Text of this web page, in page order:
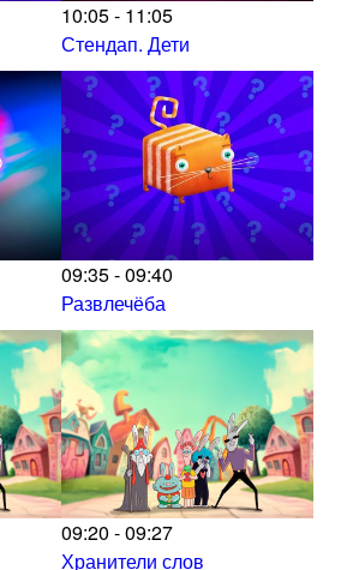
10:05 - 11:05
Стендап. Дети
09:35 - 09:40
Развлечёба
09:20 - 09:27
Хранители слов